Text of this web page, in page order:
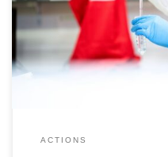
transparence. Ils appellent à
des études cliniques une
ACTIONS